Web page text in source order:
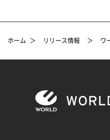
ホーム ＞ リリース情報 ＞